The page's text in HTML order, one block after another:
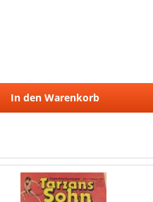
In den Warenkorb